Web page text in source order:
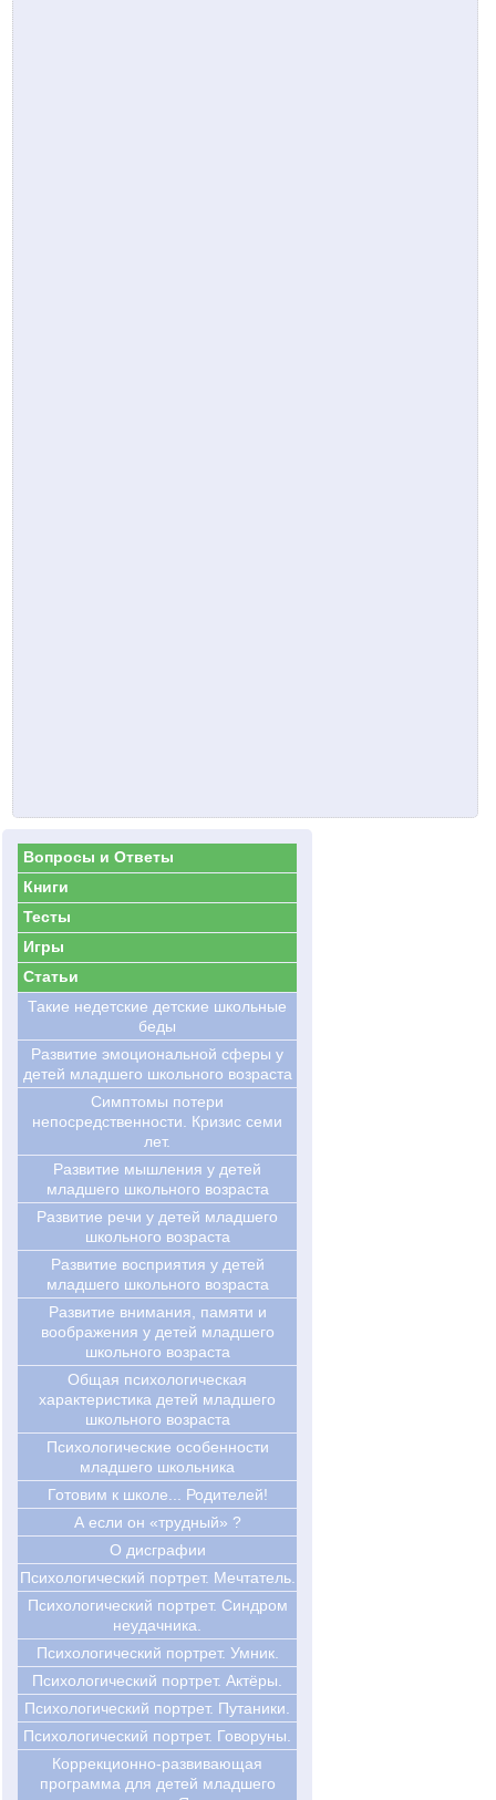
Вопросы и Ответы
Книги
Тесты
Игры
Статьи
Такие недетские детские школьные
беды
Развитие эмоциональной сферы у
детей младшего школьного возраста
Симптомы потери
непосредственности. Кризис семи
лет.
Развитие мышления у детей
младшего школьного возраста
Развитие речи у детей младшего
школьного возраста
Развитие восприятия у детей
младшего школьного возраста
Развитие внимания, памяти и
воображения у детей младшего
школьного возраста
Общая психологическая
характеристика детей младшего
школьного возраста
Психологические особенности
младшего школьника
Готовим к школе... Родителей!
А если он «трудный» ?
О дисграфии
Психологический портрет. Мечтатель.
Психологический портрет. Синдром
неудачника.
Психологический портрет. Умник.
Психологический портрет. Актёры.
Психологический портрет. Путаники.
Психологический портрет. Говоруны.
Коррекционно-развивающая
программа для детей младшего